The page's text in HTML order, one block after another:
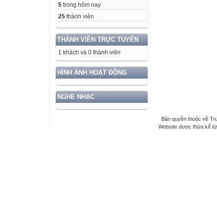
5 trong hôm nay
25 thành viên
THÀNH VIÊN TRỰC TUYẾN
1 khách và 0 thành viên
HÌNH ẢNH HOẠT ĐỘNG
NGHE NHẠC
Bản quyền thuộc về
Website được thừa kế